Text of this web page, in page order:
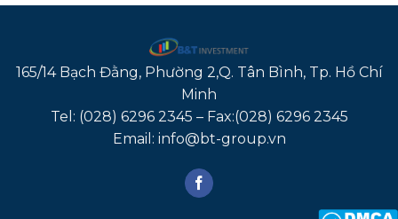
165/14 Bạch Đằng, Phường 2,Q. Tân Bình, Tp. Hồ Chí
Minh
Tel: (028) 6296 2345 – Fax:(028) 6296 2345
Email: info@bt-group.vn